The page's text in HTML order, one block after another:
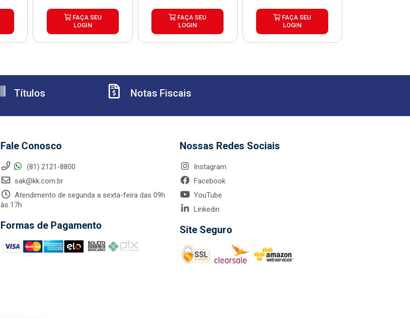
FAÇA SEU
LOGIN
FAÇA SEU
LOGIN
FAÇA SEU
LOGIN
Títulos Notas Fiscais
Fale Conosco
(81) 2121-8800
sak@kk.com.br
Atendimento de segunda a sexta-feira das 09h
às 17h
Formas de Pagamento
Nossas Redes Sociais
Instagram
Facebook
YouTube
Linkedin
Site Seguro